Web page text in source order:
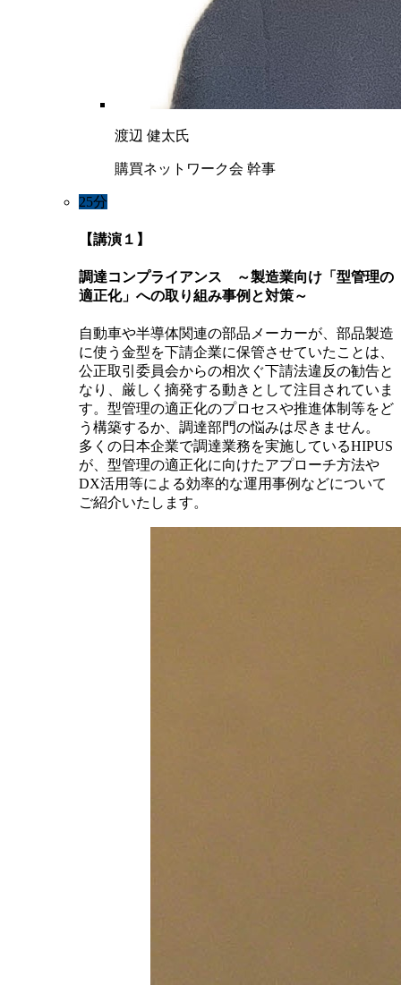
渡辺 健太氏
購買ネットワーク会 幹事
25分
【講演１】
調達コンプライアンス ～製造業向け「型管理の
適正化」への取り組み事例と対策～
自動車や半導体関連の部品メーカーが、部品製造
に使う金型を下請企業に保管させていたことは、
公正取引委員会からの相次ぐ下請法違反の勧告と
なり、厳しく摘発する動きとして注目されていま
す。型管理の適正化のプロセスや推進体制等をど
う構築するか、調達部門の悩みは尽きません。
多くの日本企業で調達業務を実施しているHIPUS
が、型管理の適正化に向けたアプローチ方法や
DX活用等による効率的な運用事例などについて
ご紹介いたします。